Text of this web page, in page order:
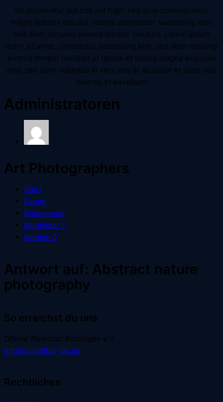
Sit aspernatur aut odit aut fugit, sed quia consequuntur
magni dolores eos qui ratione consetetur sadipscing elitr,
sed diam nonumy eirmod tempor invidunt. Lorem ipsum
dolor sit amet, consetetur sadipscing elitr, sed diam nonumy
eirmod tempor invidunt ut labore et dolore magna aliquyam
erat, sed diam voluptua at vero eos et accusam et justo duo
dolores et ea rebum.
Administratoren
Art Photographers
Start
Forum
Dokumente
Mitglieder 1
Medien 0
Antwort auf: Abstract nature
photography
So erreichst du uns
Offene Werkstatt Böblingen e.V.
info@schaffbar-bb.de
Rechtliches